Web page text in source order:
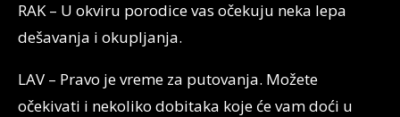
RAK – U okviru porodice vas očekuju neka lepa
dešavanja i okupljanja.
LAV – Pravo je vreme za putovanja. Možete
očekivati i nekoliko dobitaka koje će vam doći u